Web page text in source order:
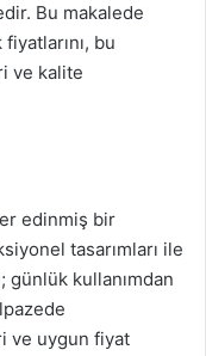
Bu makalede
bu
ve kalite
edinmiş bir
tasarımları ile
kullanımdan
ve uygun fiyat